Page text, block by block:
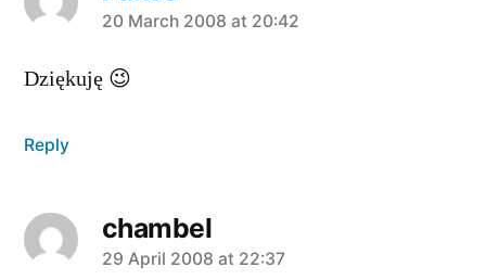
says:
20 March 2008 at 20:42
Dziękuję 😉
Reply
chambel
says:
29 April 2008 at 22:37